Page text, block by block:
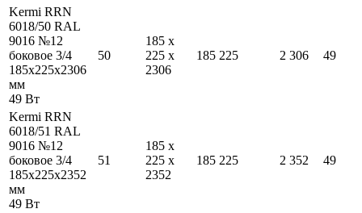
Kermi RRN
6018/50 RAL
9016 №12
боковое 3/4
185x225x2306
мм
49 Вт
50
185 x
225 x
2306
185 225 2 306 49
Kermi RRN
6018/51 RAL
9016 №12
боковое 3/4
185x225x2352
мм
49 Вт
51
185 x
225 x
2352
185 225 2 352 49